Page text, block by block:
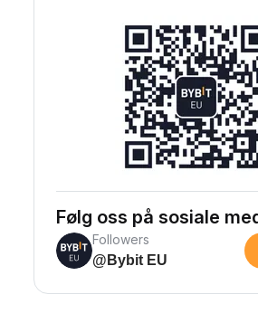
Følg oss på sosiale
Followers
@Bybit EU